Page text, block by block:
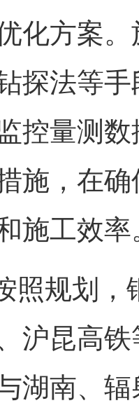
化方案
探法等
控量测
施，在
施工效率
照规划，
沪昆高
湖南、